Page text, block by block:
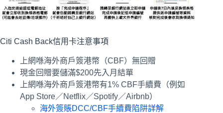
Citi Cash Back信用卡注意事項
上網喺海外商戶簽港幣（CBF）無回贈
現金回贈要儲滿$200先入月結單
上網喺海外商戶簽港幣有1% CBF手續費（例如
App Store／Netflix／Spotify／Airbnb）
海外簽賬DCC/CBF手續費陷阱詳解